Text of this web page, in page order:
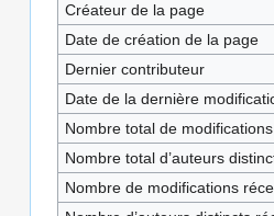
Créateur de la page
Date de création de la page
Dernier contributeur
Date de la dernière
Nombre total de modifications
Nombre total d’auteurs
Nombre de modifications